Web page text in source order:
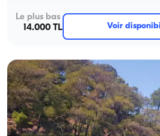
Le plus bas
14.000 TL
Voir